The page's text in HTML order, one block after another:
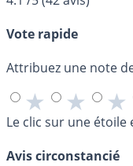
Vote rapide
Attribuez une note
★ ★ ★
Le clic sur une
Avis circonstancié